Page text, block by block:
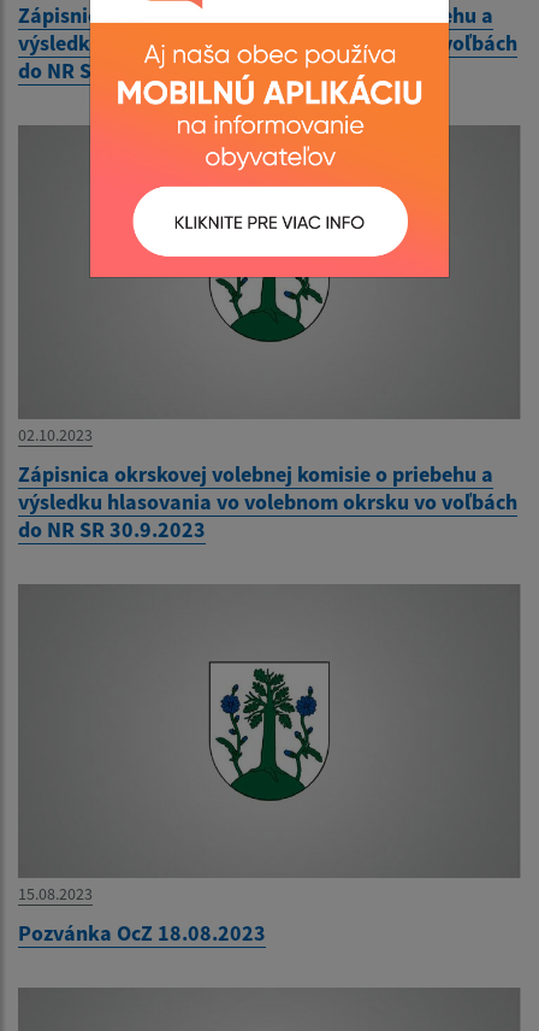
Zápisnica okrskovej volebnej komisie o priebehu a
výsledku hlasovania vo volebnom okrsku vo voľbách
do NR SR 30.9.2023
02.10.2023
Zápisnica okrskovej volebnej komisie o priebehu a
výsledku hlasovania vo volebnom okrsku vo voľbách
do NR SR 30.9.2023
15.08.2023
Pozvánka OcZ 18.08.2023